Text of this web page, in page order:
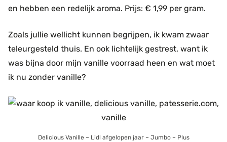
en hebben een redelijk aroma. Prijs: € 1,99 per gram.
Zoals jullie wellicht kunnen begrijpen, ik kwam zwaar
teleurgesteld thuis. En ook lichtelijk gestrest, want ik
was bijna door mijn vanille voorraad heen en wat moet
ik nu zonder vanille?
Delicious Vanille – Lidl afgelopen jaar – Jumbo – Plus